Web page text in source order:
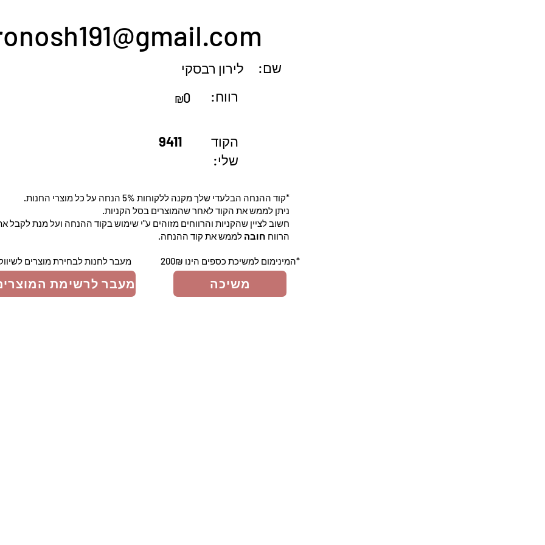
לירון רבסקי
0
רווח: ₪
שם:
9411
הקוד
שלי:
*קוד ההנחה הבלעדי שלך מקנה ללקוחות 5% הנחה על כל מוצרי החנות.
ניתן לממש את הקוד לאחר שהמוצרים בסל הקניות.
חשוב לציין שהקניות והרווחים מזוהים ע"י שימוש בקוד ההנחה ועל מנת לקבל
הרווח חובה לממש את קוד ההנחה.
*המינימום למשיכת כספים הינו 200₪ מעבר לחנות לבחירת מוצרים
מעבר לרשימת משיכה